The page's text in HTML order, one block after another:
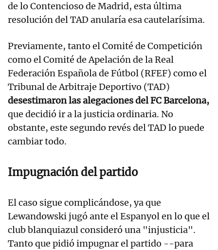
de lo Contencioso de Madrid, esta última
resolución del TAD anularía esa cautelarísima.
Previamente, tanto el Comité de Competición
como el Comité de Apelación de la Real
Federación Española de Fútbol (RFEF) como el
Tribunal de Arbitraje Deportivo (TAD)
desestimaron las alegaciones del FC Barcelona,
que decidió ir a la justicia ordinaria. No
obstante, este segundo revés del TAD lo puede
cambiar todo.
Impugnación del partido
El caso sigue complicándose, ya que
Lewandowski jugó ante el Espanyol en lo que el
club blanquiazul consideró una "injusticia".
Tanto que pidió impugnar el partido --para